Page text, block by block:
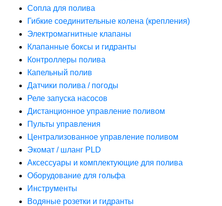
Сопла для полива
Гибкие соединительные колена (крепления)
Электромагнитные клапаны
Клапанные боксы и гидранты
Контроллеры полива
Капельный полив
Датчики полива / погоды
Реле запуска насосов
Дистанционное управление поливом
Пульты управления
Централизованное управление поливом
Экомат / шланг PLD
Аксессуары и комплектующие для полива
Оборудование для гольфа
Инструменты
Водяные розетки и гидранты